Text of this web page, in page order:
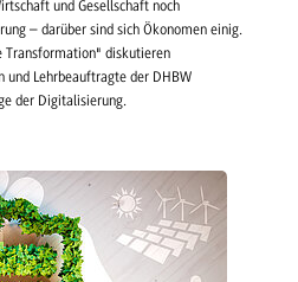
und Gesellschaft noch
– darüber sind sich Ökonomen einig.
Transformation" diskutieren
und Lehrbeauftragte der DHBW
der Digitalisierung.